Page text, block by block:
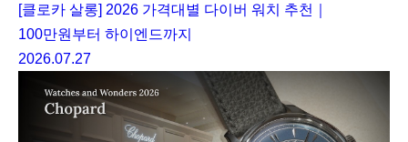
[클로카 살롱] 2026 가격대별 다이버 워치 추천｜
100만원부터 하이엔드까지
2026.07.27